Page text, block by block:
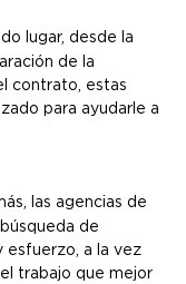
lugar, desde la
de la
contrato, estas
para ayudarle a
las agencias de
de
esfuerzo, a la vez
trabajo que mejor